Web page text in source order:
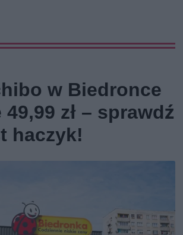
w Biedronce
zł – sprawdź
haczyk!